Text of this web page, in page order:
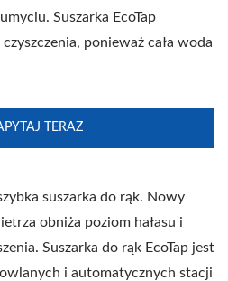
Suszarka EcoTap
ponieważ cała woda
TERAZ
suszarka do rąk. Nowy
obniża poziom hałasu i
Suszarka do rąk EcoTap jest
i automatycznych stacji